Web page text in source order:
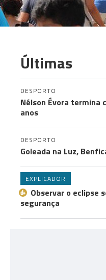
Últimas
DESPORTO
Nélson Évora termina
anos
DESPORTO
Goleada na Luz,
EXPLICADOR
Observar o eclipse
segurança